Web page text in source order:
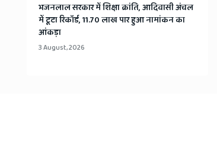
भजनलाल सरकार में शिक्षा क्रांति, आदिवासी अंचल
में टूटा रिकॉर्ड, 11.70 लाख पार हुआ नामांकन का
आंकड़ा
3 August, 2026